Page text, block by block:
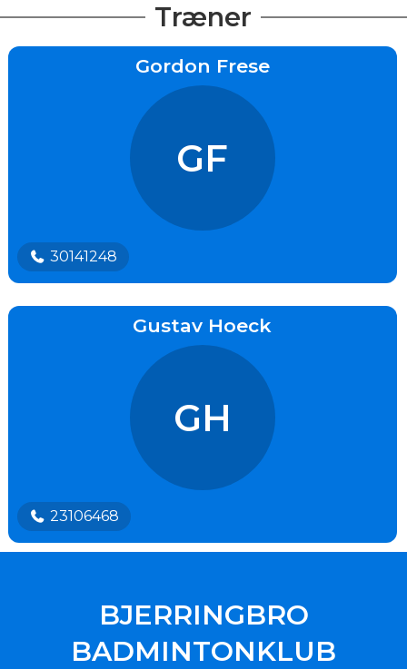
Træner
Gordon Frese
GF
30141248
Gustav Hoeck
GH
23106468
BJERRINGBRO
BADMINTONKLUB